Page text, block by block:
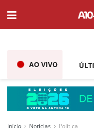
AO VIVO
Início Notícias Política